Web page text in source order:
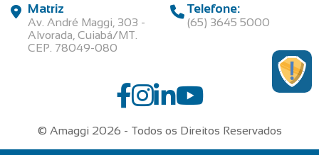
Matriz
Av. André Maggi, 303 -
Alvorada, Cuiabá/MT.
CEP. 78049-080
Telefone:
(65) 3645 5000
© Amaggi 2026 - Todos os Direitos Reservados